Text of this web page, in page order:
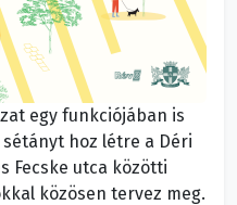
egy funkciójában is
hoz létre a Déri
Fecske utca közötti
közösen tervez meg.